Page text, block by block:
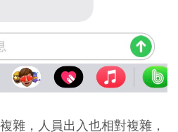
雜，人員出入也相對複雜，